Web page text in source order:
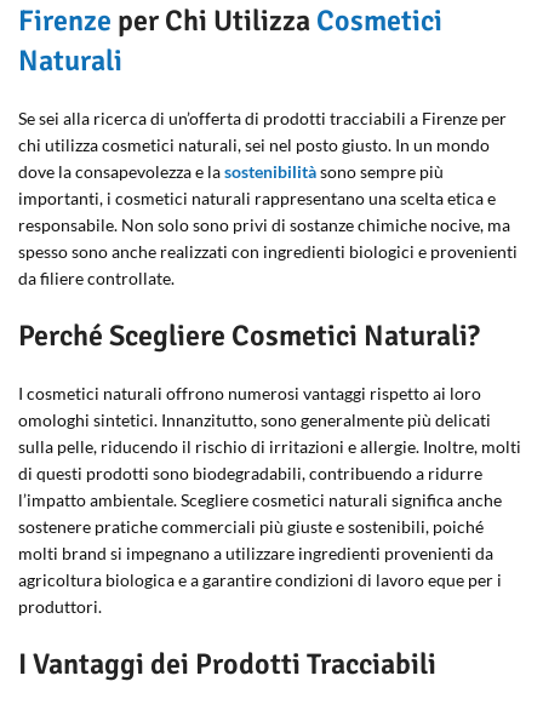
Firenze per Chi Utilizza Cosmetici
Naturali
Se sei alla ricerca di un’offerta di prodotti tracciabili a Firenze per
chi utilizza cosmetici naturali, sei nel posto giusto. In un mondo
dove la consapevolezza e lasostenibilitàsono sempre più
importanti, i cosmetici naturali rappresentano una scelta etica e
responsabile. Non solo sono privi di sostanze chimiche nocive, ma
spesso sono anche realizzati con ingredienti biologici e provenienti
da filiere controllate.
Perché Scegliere Cosmetici Naturali?
I cosmetici naturali offrono numerosi vantaggi rispetto ai loro
omologhi sintetici. Innanzitutto, sono generalmente più delicati
sulla pelle, riducendo il rischio di irritazioni e allergie. Inoltre, molti
di questi prodotti sono biodegradabili, contribuendo a ridurre
l’impatto ambientale. Scegliere cosmetici naturali significa anche
sostenere pratiche commerciali più giuste e sostenibili, poiché
molti brand si impegnano a utilizzare ingredienti provenienti da
agricoltura biologica e a garantire condizioni di lavoro eque per i
produttori.
I Vantaggi dei Prodotti Tracciabili